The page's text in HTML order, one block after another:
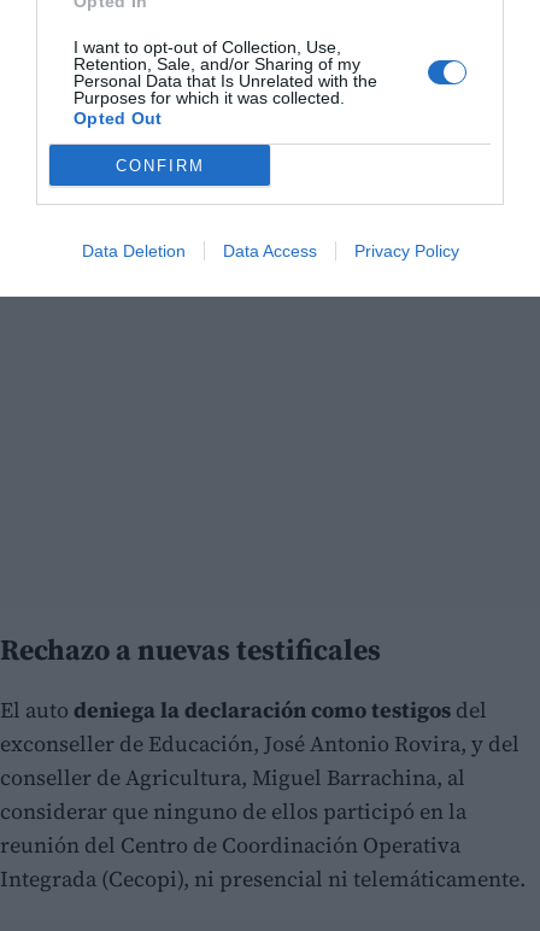
I want to opt-out of Collection, Use,
Retention, Sale, and/or Sharing of my
Personal Data that Is Unrelated with the
Purposes for which it was collected.
Opted Out
CONFIRM
Data Deletion Data Access Privacy Policy
Rechazo a nuevas testificales
El auto deniega la declaración como testigos del
exconseller de Educación, José Antonio Rovira, y del
conseller de Agricultura, Miguel Barrachina, al
considerar que ninguno de ellos participó en la
reunión del Centro de Coordinación Operativa
Integrada (Cecopi), ni presencial ni telemáticamente.